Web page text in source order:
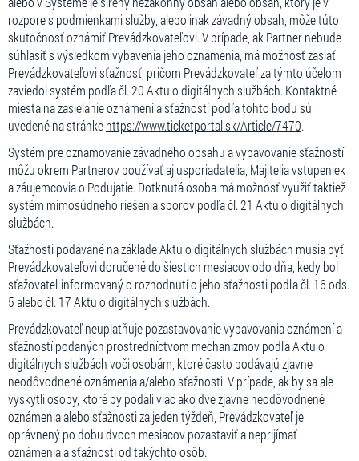
rozpore s podmienkami služby, alebo inak závadný obsah, môže túto
skutočnosť oznámiť Prevádzkovateľovi. V prípade, ak Partner nebude
súhlasiť s výsledkom vybavenia jeho oznámenia, má možnosť zaslať
Prevádzkovateľovi sťažnosť, pričom Prevádzkovateľ za týmto účelom
zaviedol systém podľa čl. 20 Aktu o digitálnych službách. Kontaktné
miesta na zasielanie oznámení a sťažností podľa tohto bodu sú
uvedené na stránkehttps://www.ticketportal.sk/Article/7470.
Systém pre oznamovanie závadného obsahu a vybavovanie sťažností
môžu okrem Partnerov používať aj usporiadatelia, Majitelia vstupeniek
a záujemcovia o Podujatie. Dotknutá osoba má možnosť využiť taktiež
systém mimosúdneho riešenia sporov podľa čl. 21 Aktu o digitálnych
službách.
Sťažnosti podávané na základe Aktu o digitálnych službách musia byť
Prevádzkovateľovi doručené do šiestich mesiacov odo dňa, kedy bol
sťažovateľ informovaný o rozhodnutí o jeho sťažnosti podľa čl. 16 ods.
5 alebo čl. 17 Aktu o digitálnych službách.
Prevádzkovateľ neuplatňuje pozastavovanie vybavovania oznámení a
sťažností podaných prostredníctvom mechanizmov podľa Aktu o
digitálnych službách voči osobám, ktoré často podávajú zjavne
neodôvodnené oznámenia a/alebo sťažnosti. V prípade, ak by sa ale
vyskytli osoby, ktoré by podali viac ako dve zjavne neodôvodnené
oznámenia alebo sťažnosti za jeden týždeň, Prevádzkovateľ je
oprávnený po dobu dvoch mesiacov pozastaviť a neprijímať
oznámenia a sťažnosti od takýchto osôb.